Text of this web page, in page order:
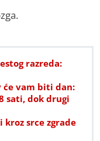
razreda:
vam biti dan:
sati, dok drugi
srce zgrade